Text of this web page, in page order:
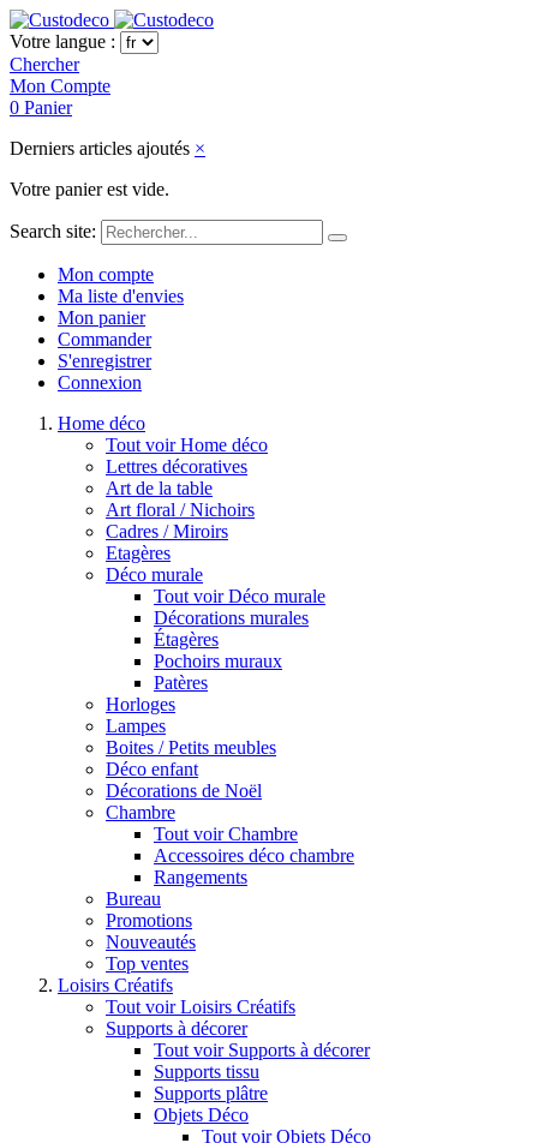
Votre langue :
Chercher
Mon Compte
0 Panier
Derniers articles ajoutés ×
Votre panier est vide.
Search site:
Mon compte
Ma liste d'envies
Mon panier
Commander
S'enregistrer
Connexion
Home déco
Tout voir Home déco
Lettres décoratives
Art de la table
Art floral / Nichoirs
Cadres / Miroirs
Etagères
Déco murale
Tout voir Déco murale
Décorations murales
Étagères
Pochoirs muraux
Patères
Horloges
Lampes
Boites / Petits meubles
Déco enfant
Décorations de Noël
Chambre
Tout voir Chambre
Accessoires déco chambre
Rangements
Bureau
Promotions
Nouveautés
Top ventes
Loisirs Créatifs
Tout voir Loisirs Créatifs
Supports à décorer
Tout voir Supports à décorer
Supports tissu
Supports plâtre
Objets Déco
Tout voir Objets Déco